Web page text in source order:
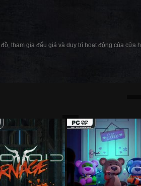
tham gia đấu giá và duy trì hoạt động của cửa